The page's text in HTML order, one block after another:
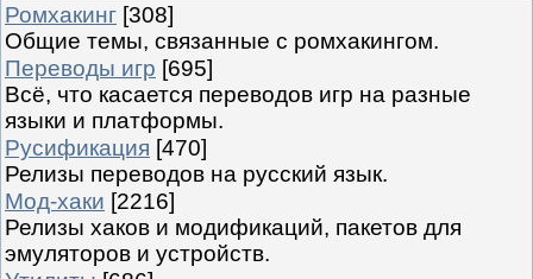
Ромхакинг [308]
Общие темы, связанные с ромхакингом.
Переводы игр [695]
Всё, что касается переводов игр на разные
языки и платформы.
Русификация [470]
Релизы переводов на русский язык.
Мод-хаки [2216]
Релизы хаков и модификаций, пакетов для
эмуляторов и устройств.